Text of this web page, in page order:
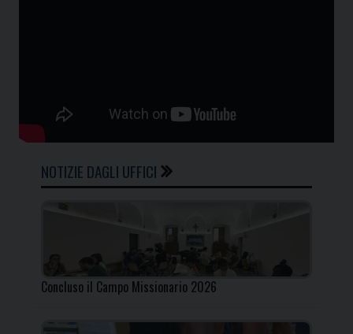
NOTIZIE DAGLI UFFICI
Concluso il Campo Missionario 2026